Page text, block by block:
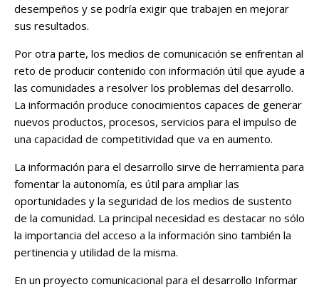
desempeños y se podría exigir que trabajen en mejorar
sus resultados.
Por otra parte, los medios de comunicación se enfrentan al
reto de producir contenido con información útil que ayude a
las comunidades a resolver los problemas del desarrollo.
La información produce conocimientos capaces de generar
nuevos productos, procesos, servicios para el impulso de
una capacidad de competitividad que va en aumento.
La información para el desarrollo sirve de herramienta para
fomentar la autonomía, es útil para ampliar las
oportunidades y la seguridad de los medios de sustento
de la comunidad. La principal necesidad es destacar no sólo
la importancia del acceso a la información sino también la
pertinencia y utilidad de la misma.
En un proyecto comunicacional para el desarrollo Informar